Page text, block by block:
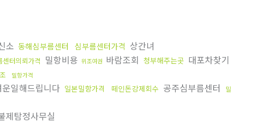
소 동해심부름센터 심부름센터가격 상간녀
센터의뢰가격 밀항비용 위조여권 바람조회 청부해주는곳 대포차찾기
밀항가격
운일해드립니다 일본밀항가격 떼인돈강제회수 공주심부름센터
밀
제탐정사무실